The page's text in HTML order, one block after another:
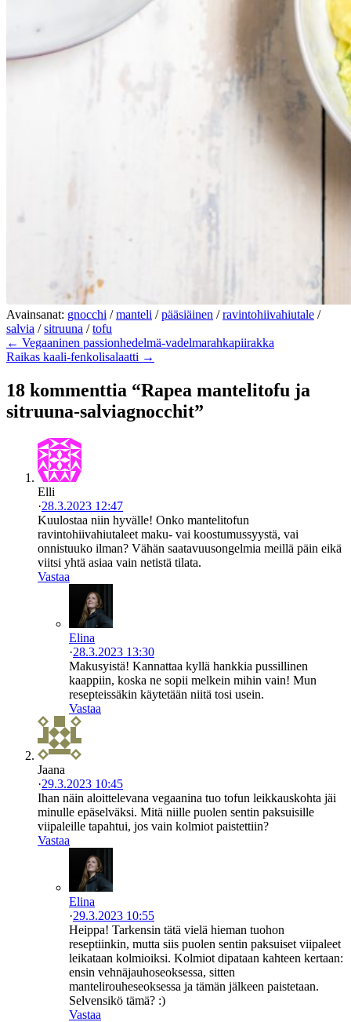
Avainsanat: gnocchi /manteli /pääsiäinen /ravintohiivahiutale /
salvia /sitruuna /tofu
← Vegaaninen passionhedelmä-vadelmarahkapiirakka
Raikas kaali-fenkolisalaatti →
18 kommenttia “Rapea mantelitofu ja
sitruuna-salviagnocchit”
Elli
·28.3.2023 12:47
Kuulostaa niin hyvälle! Onko mantelitofun
ravintohiivahiutaleet maku- vai koostumussyystä, vai
onnistuuko ilman? Vähän saatavuusongelmia meillä päin eikä
viitsi yhtä asiaa vain netistä tilata.
Vastaa
Elina
·28.3.2023 13:30
Makusyistä! Kannattaa kyllä hankkia pussillinen
kaappiin, koska ne sopii melkein mihin vain! Mun
resepteissäkin käytetään niitä tosi usein.
Vastaa
Jaana
·29.3.2023 10:45
Ihan näin aloittelevana vegaanina tuo tofun leikkauskohta jäi
minulle epäselväksi. Mitä niille puolen sentin paksuisille
viipaleille tapahtui, jos vain kolmiot paistettiin?
Vastaa
Elina
·29.3.2023 10:55
Heippa! Tarkensin tätä vielä hieman tuohon
reseptiinkin, mutta siis puolen sentin paksuiset viipaleet
leikataan kolmioiksi. Kolmiot dipataan kahteen kertaan:
ensin vehnäjauhoseoksessa, sitten
mantelirouheseoksessa ja tämän jälkeen paistetaan.
Selvensikö tämä? :)
Vastaa